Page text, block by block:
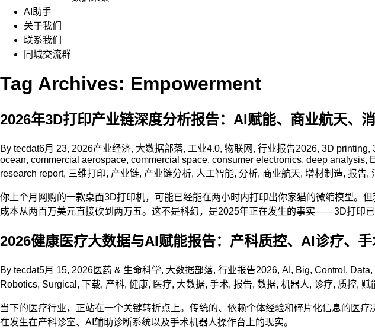
AI助手
关于我们
联系我们
同城交流群
Tag Archives: Empowerment
2026年3D打印产业链深度分析报告：AI赋能、商业航天、
By tecdat6月 23, 2026产业经济, 大数据部落, 工业4.0, 物联网 , 行业报告2026, 3D printing,
ocean, commercial aerospace, commercial space, consumer electronics, deep analysis,
research report, 三维打印, 产业链, 产业链分析, 人工智能, 分析, 商业航天, 增材制造, 报告,
你上个月网购的一款桌面3D打印机，可能已经能在两小时内打印出你家猫的微缩模型。
成本从两百万美元直接砍到两万五。这不是科幻，是2025年正在发生的事实——3D打印已
2026健康医疗大数据与AI赋能报告：产科质控、AI诊疗、
By tecdat5月 15, 2026医药 & 生命科学, 大数据部落, 行业报告2026, AI , Big, Control , Data,
Robotics, Surgical , 下载, 产科, 健康, 医疗, 大数据, 手术, 报告, 数据, 机器人, 诊疗, 质控, 赋
当下的医疗行业，正站在一个关键转折点上。传统的、依赖个体经验和碎片化信息的医
在发生在产科诊室、AI辅助诊断系统以及手术机器人操作台上的现实。